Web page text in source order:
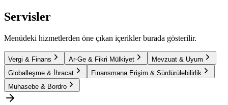
Servisler
Menüdeki hizmetlerden öne çıkan içerikler burada gösterilir.
Vergi & Finans Ar-Ge & Fikri Mülkiyet
Mevzuat & Uyum
Globalleşme & İhracat
Finansmana Erişim & Sürdürülebilirlik
Muhasebe & Bordro